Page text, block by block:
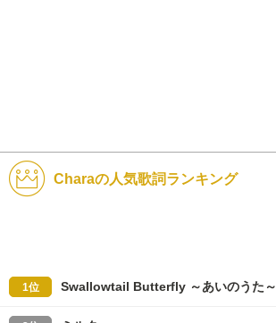
Charaの人気歌詞ランキング
1位 Swallowtail Butterfly ～あいのうた～